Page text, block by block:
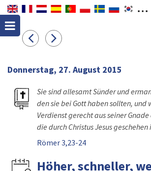
Donnerstag, 27. August 2015
Sie sind allesamt Sünder und
den sie bei Gott haben sollten, und
Verdienst gerecht aus seiner
die durch Christus Jesus geschehen
Römer 3,23-24
Höher, schneller,